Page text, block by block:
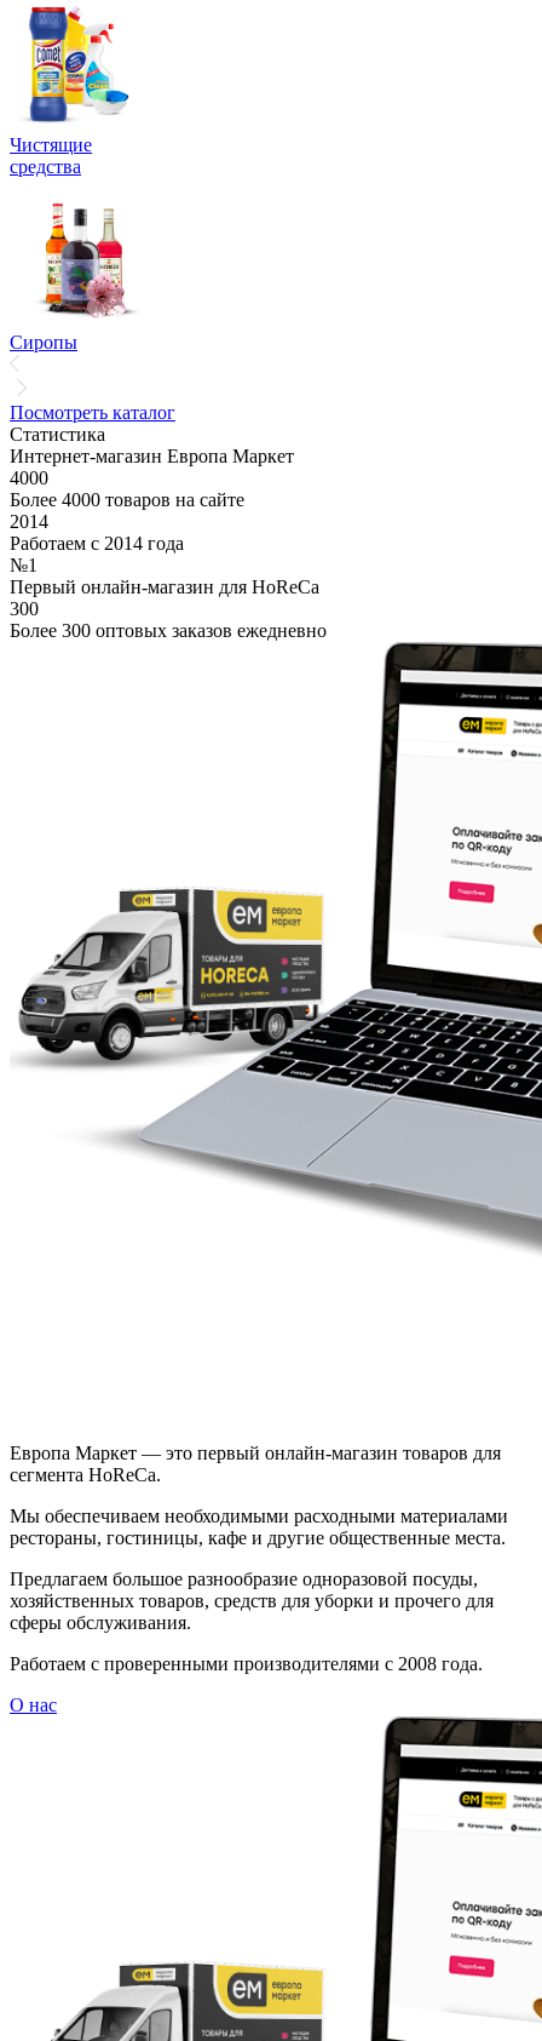
Чистящие
средства
Сиропы
Посмотреть каталог
Статистика
Интернет-магазин Европа Маркет
4000
Более 4000 товаров на сайте
2014
Работаем с 2014 года
№1
Первый онлайн-магазин для HoReCa
300
Более 300 оптовых заказов ежедневно
Европа Маркет — это первый онлайн-магазин товаров для
сегмента HoReCa.
Мы обеспечиваем необходимыми расходными материалами
рестораны, гостиницы, кафе и другие общественные места.
Предлагаем большое разнообразие одноразовой посуды,
хозяйственных товаров, средств для уборки и прочего для
сферы обслуживания.
Работаем с проверенными производителями с 2008 года.
О нас